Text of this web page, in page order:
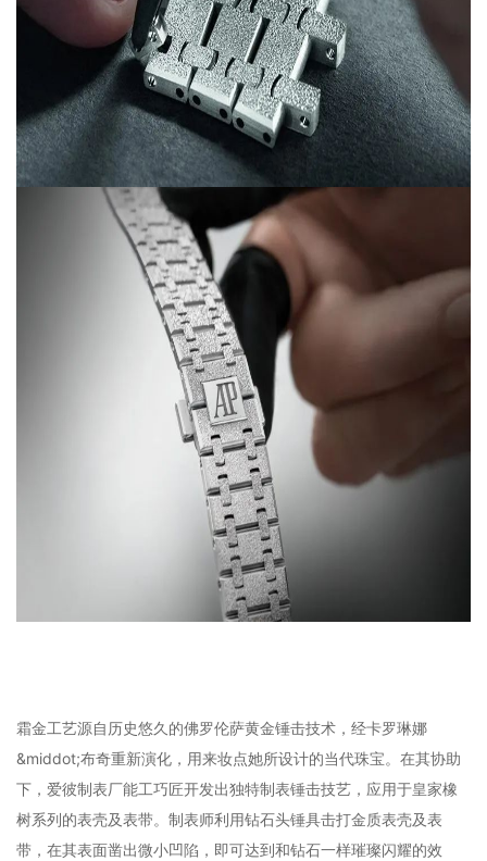
霜金工艺源自历史悠久的佛罗伦萨黄金锤击技术，经卡罗琳娜
&middot;布奇重新演化，用来妆点她所设计的当代珠宝。在其协助
下，爱彼制表厂能工巧匠开发出独特制表锤击技艺，应用于皇家橡
树系列的表壳及表带。制表师利用钻石头锤具击打金质表壳及表
带，在其表面凿出微小凹陷，即可达到和钻石一样璀璨闪耀的效